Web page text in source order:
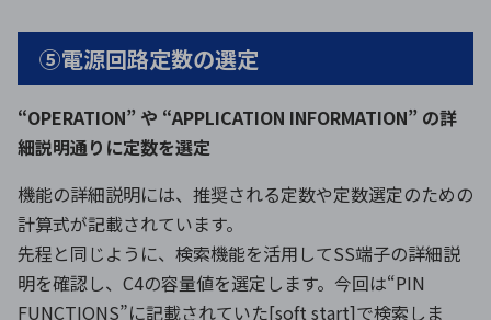
⑤電源回路定数の選定
“OPERATION” や “APPLICATION INFORMATION” の詳
細説明通りに定数を選定
機能の詳細説明には、推奨される定数や定数選定のための
計算式が記載されています。
先程と同じように、検索機能を活用してSS端子の詳細説
明を確認し、C4の容量値を選定します。今回は“PIN
FUNCTIONS”に記載されていた[soft start]で検索しま